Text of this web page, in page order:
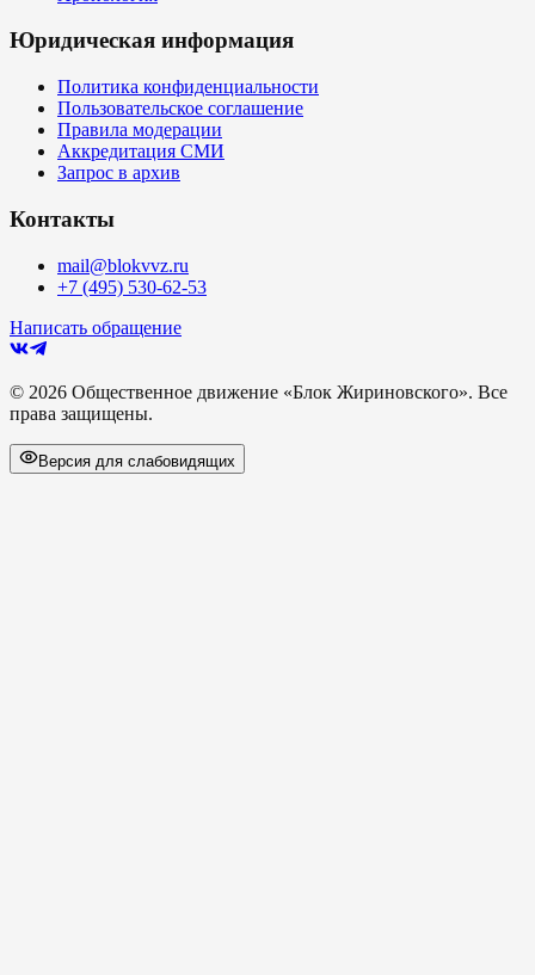
Юридическая информация
Политика конфиденциальности
Пользовательское соглашение
Правила модерации
Аккредитация СМИ
Запрос в архив
Контакты
mail@blokvvz.ru
+7 (495) 530-62-53
Написать обращение
© 2026 Общественное движение «Блок Жириновского». Все
права защищены.
Версия для слабовидящих